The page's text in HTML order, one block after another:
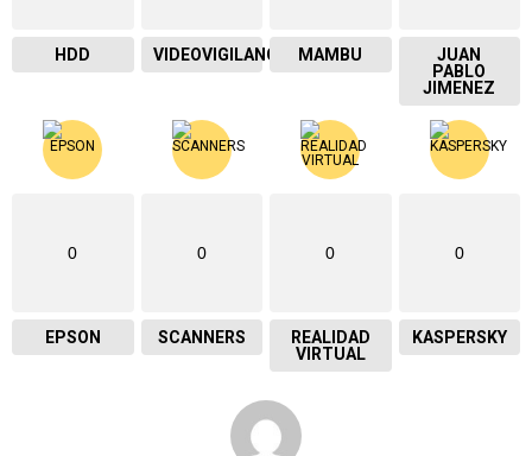
HDD VIDEOVIGILANCIA MAMBU
JUAN
PABLO
JIMENEZ
0
EPSON
0
SCANNERS
0
REALIDAD
VIRTUAL
0
KASPERSKY